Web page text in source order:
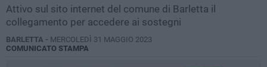
Attivo sul sito internet del comune di Barletta il
collegamento per accedere ai sostegni
BARLETTA - MERCOLEDÌ 31 MAGGIO 2023
COMUNICATO STAMPA